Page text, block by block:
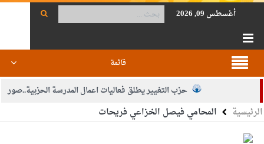
أغسطس 09, 2026
قائمة
حزب التغيير يطلق فعاليات اعمال المدرسة الحزبية..صور
الجيش يفتح باب التجنيد لحملة البكالوريوس في الحقوق والقانون
الرئيسية المحامي فيصل الخزاعي فريحات